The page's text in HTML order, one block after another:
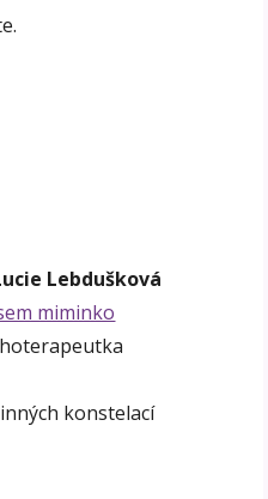
Lebdušková
miminko
konstelací